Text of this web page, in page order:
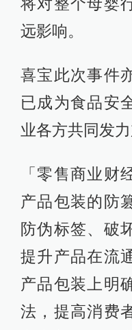
将对整个母婴
远影响。
喜宝此次事件
已成为食品安
业各方共同发力
「零售商业财
产品包装的防
防伪标签、破
提升产品在流
产品包装上明
法，提高消费